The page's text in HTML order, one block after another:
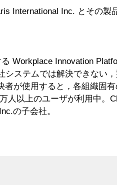
International Inc. とその製
Workplace Innovation
ステムでは解決できない
が使用すると，各組織固
人以上のユーザが利用中。
の子会社。